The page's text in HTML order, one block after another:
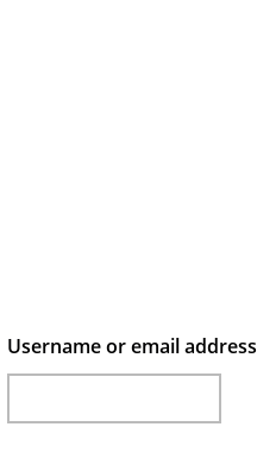
Username or email address